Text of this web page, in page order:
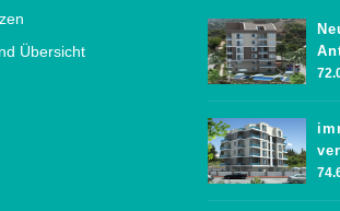
Übersicht